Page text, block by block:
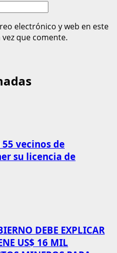
electrónico y web en este
que comente.
vecinos de
su licencia de
DEBE EXPLICAR
US$ 16 MIL